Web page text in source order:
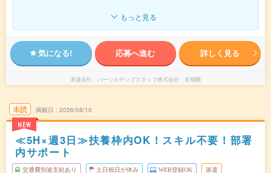
もっと見る
気になる! 応募へ進む 詳しく見る
派遣会社 パーソルテンプスタッフ株式会社 首都圏
未読
NEW
掲載日 2026/08/10
≪5H×週3日≫扶養枠内OK！スキル不要！部署
内サポート
交通費別途支給あり 土日祝日が休み WEB登録OK 派遣